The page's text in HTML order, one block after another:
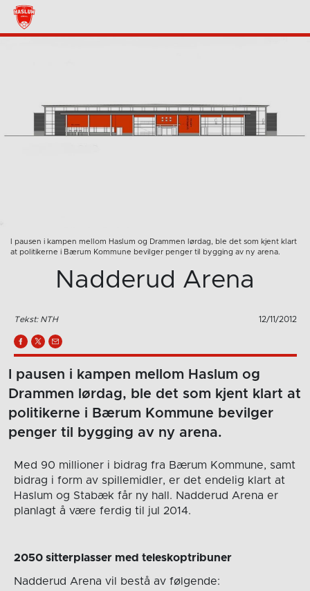
I pausen i kampen mellom Haslum og Drammen lørdag, ble det som kjent klart
at politikerne i Bærum Kommune bevilger penger til bygging av ny arena.
Nadderud Arena
Tekst: NTH 12/11/2012
I pausen i kampen mellom Haslum og
Drammen lørdag, ble det som kjent klart at
politikerne i Bærum Kommune bevilger
penger til bygging av ny arena.
Med 90 millioner i bidrag fra Bærum Kommune, samt
bidrag i form av spillemidler, er det endelig klart at
Haslum og Stabæk får ny hall. Nadderud Arena er
planlagt å være ferdig til jul 2014.
2050 sitterplasser med teleskoptribuner
Nadderud Arena vil bestå av følgende: